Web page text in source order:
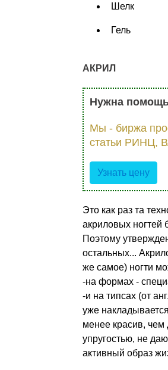
Шелк
Гель
АКРИЛ
Нужна
Мы - биржа
статьи РИНЦ,
Узнать цену
Это как раз та
акриловых ногтей
Поэтому
остальных...
же самое) ногти
-на формах -
-и на типсах (от
уже
менее красив, чем
упругостью, не
активный образ